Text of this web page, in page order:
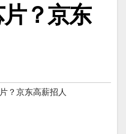
？京东
？京东高薪招人